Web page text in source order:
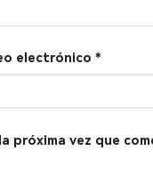
electrónico *
próxima vez que